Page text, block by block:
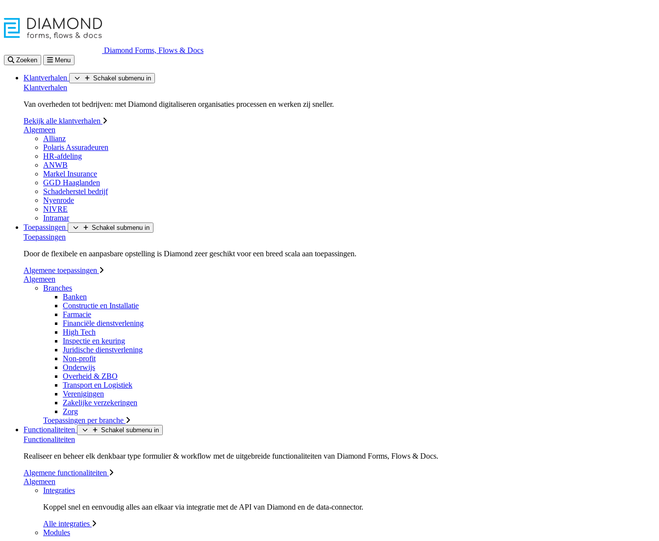
Diamond Forms, Flows & Docs
Zoeken Menu
Klantverhalen Schakel submenu in
Klantverhalen
Van overheden tot bedrijven: met Diamond digitaliseren organisaties processen en werken zij sneller.
Bekijk alle klantverhalen
Algemeen
Allianz
Polaris Assuradeuren
HR-afdeling
ANWB
Markel Insurance
GGD Haaglanden
Schadeherstel bedrijf
Nyenrode
NIVRE
Intramar
Toepassingen
Schakel submenu in
Toepassingen
Door de flexibele en aanpasbare opstelling is Diamond zeer geschikt voor een breed scala aan toepassingen.
Algemene toepassingen
Algemeen
Branches
Banken
Constructie en Installatie
Farmacie
Financiële dienstverlening
High Tech
Inspectie en keuring
Juridische dienstverlening
Non-profit
Onderwijs
Overheid & ZBO
Transport en Logistiek
Verenigingen
Zakelijke verzekeringen
Zorg
Toepassingen per branche
Functionaliteiten
Schakel submenu in
Functionaliteiten
Realiseer en beheer elk denkbaar type formulier & workflow met de uitgebreide functionaliteiten van Diamond Forms, Flows & Docs.
Algemene functionaliteiten
Algemeen
Integraties
Koppel snel en eenvoudig alles aan elkaar via integratie met de API van Diamond en de data-connector.
Alle integraties
Modules